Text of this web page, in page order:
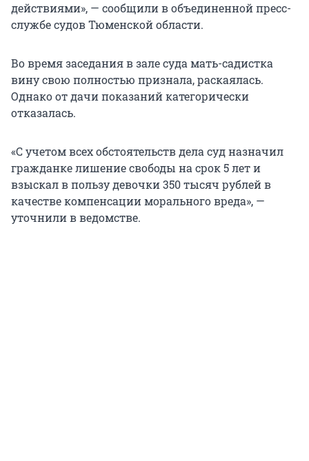
действиями», — сообщили в объединенной пресс-
службе судов Тюменской области.
Во время заседания в зале суда мать-садистка
вину свою полностью признала, раскаялась.
Однако от дачи показаний категорически
отказалась.
«С учетом всех обстоятельств дела суд назначил
гражданке лишение свободы на срок5 лети
взыскал в пользу девочки350 тысяч рублей в
качестве компенсации морального вреда», —
уточнили в ведомстве.